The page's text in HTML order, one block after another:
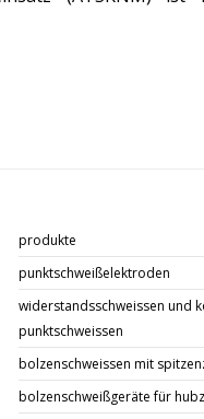
produkte
punktschweißelektroden
widerstandsschweissen und
punktschweissen
bolzenschweissen mit
bolzenschweißgeräte für